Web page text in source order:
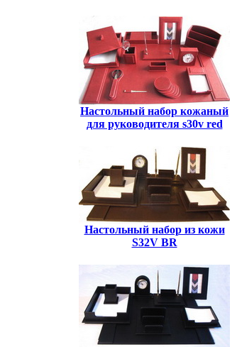
Настольный набор кожаный
для руководителя s30v red
Настольный набор из кожи
S32V BR